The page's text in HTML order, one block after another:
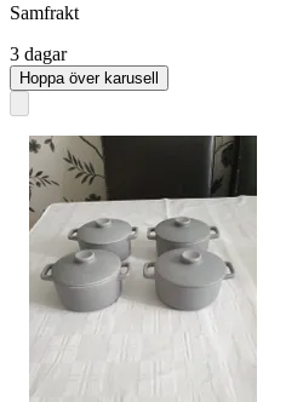
Samfrakt
3 dagar
Hoppa över karusell